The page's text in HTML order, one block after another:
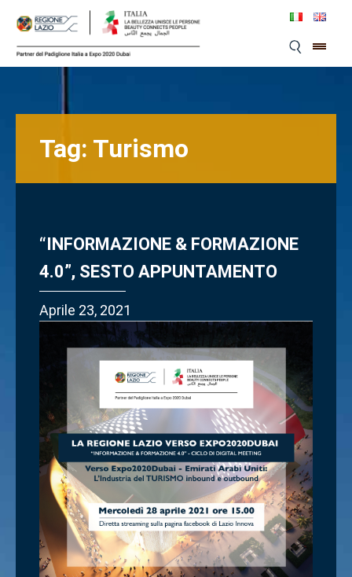
content
Tag: Turismo
“INFORMAZIONE & FORMAZIONE
4.0”, SESTO APPUNTAMENTO
Aprile 23, 2021